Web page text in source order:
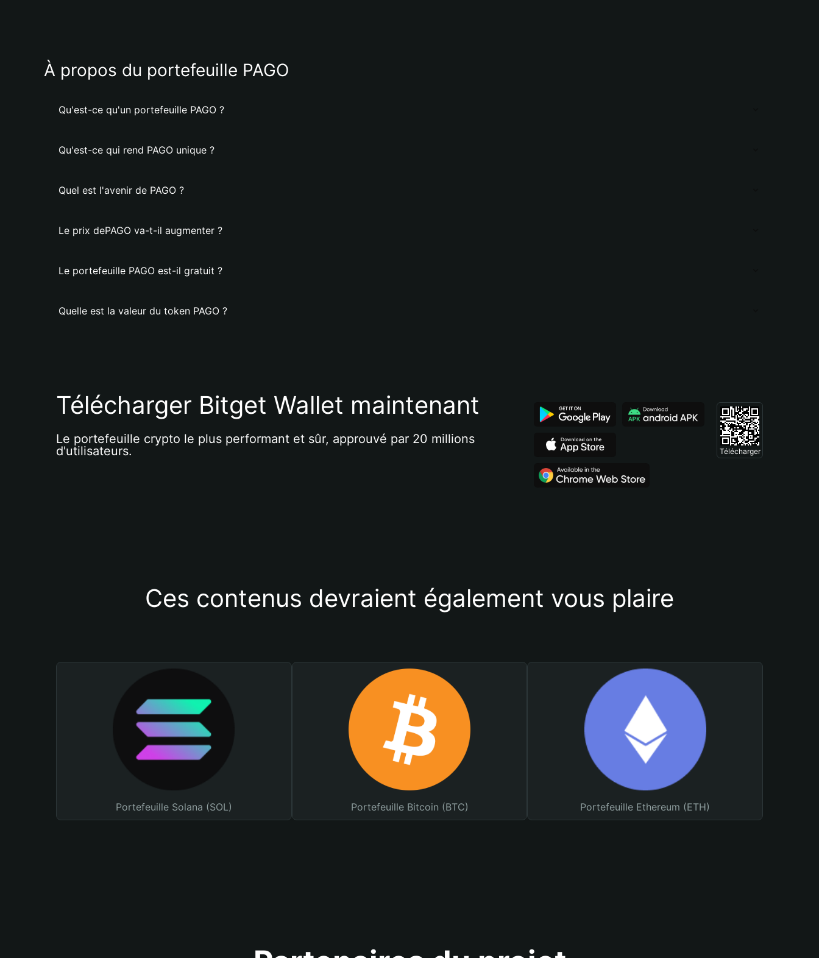
À propos du portefeuille PAGO
Qu'est-ce qu'un portefeuille PAGO ?
Qu'est-ce qui rend PAGO unique ?
Quel est l'avenir de PAGO ?
Le prix dePAGO va-t-il augmenter ?
Le portefeuille PAGO est-il gratuit ?
Quelle est la valeur du token PAGO ?
Télécharger Bitget Wallet maintenant
Le portefeuille crypto le plus performant et sûr, approuvé par 20 millions
d'utilisateurs.
Télécharger
Ces contenus devraient également vous plaire
Portefeuille Solana (SOL) Portefeuille Bitcoin (BTC) Portefeuille Ethereum (ETH)